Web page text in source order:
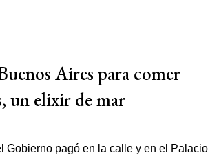
Aires para comer
un elixir de mar